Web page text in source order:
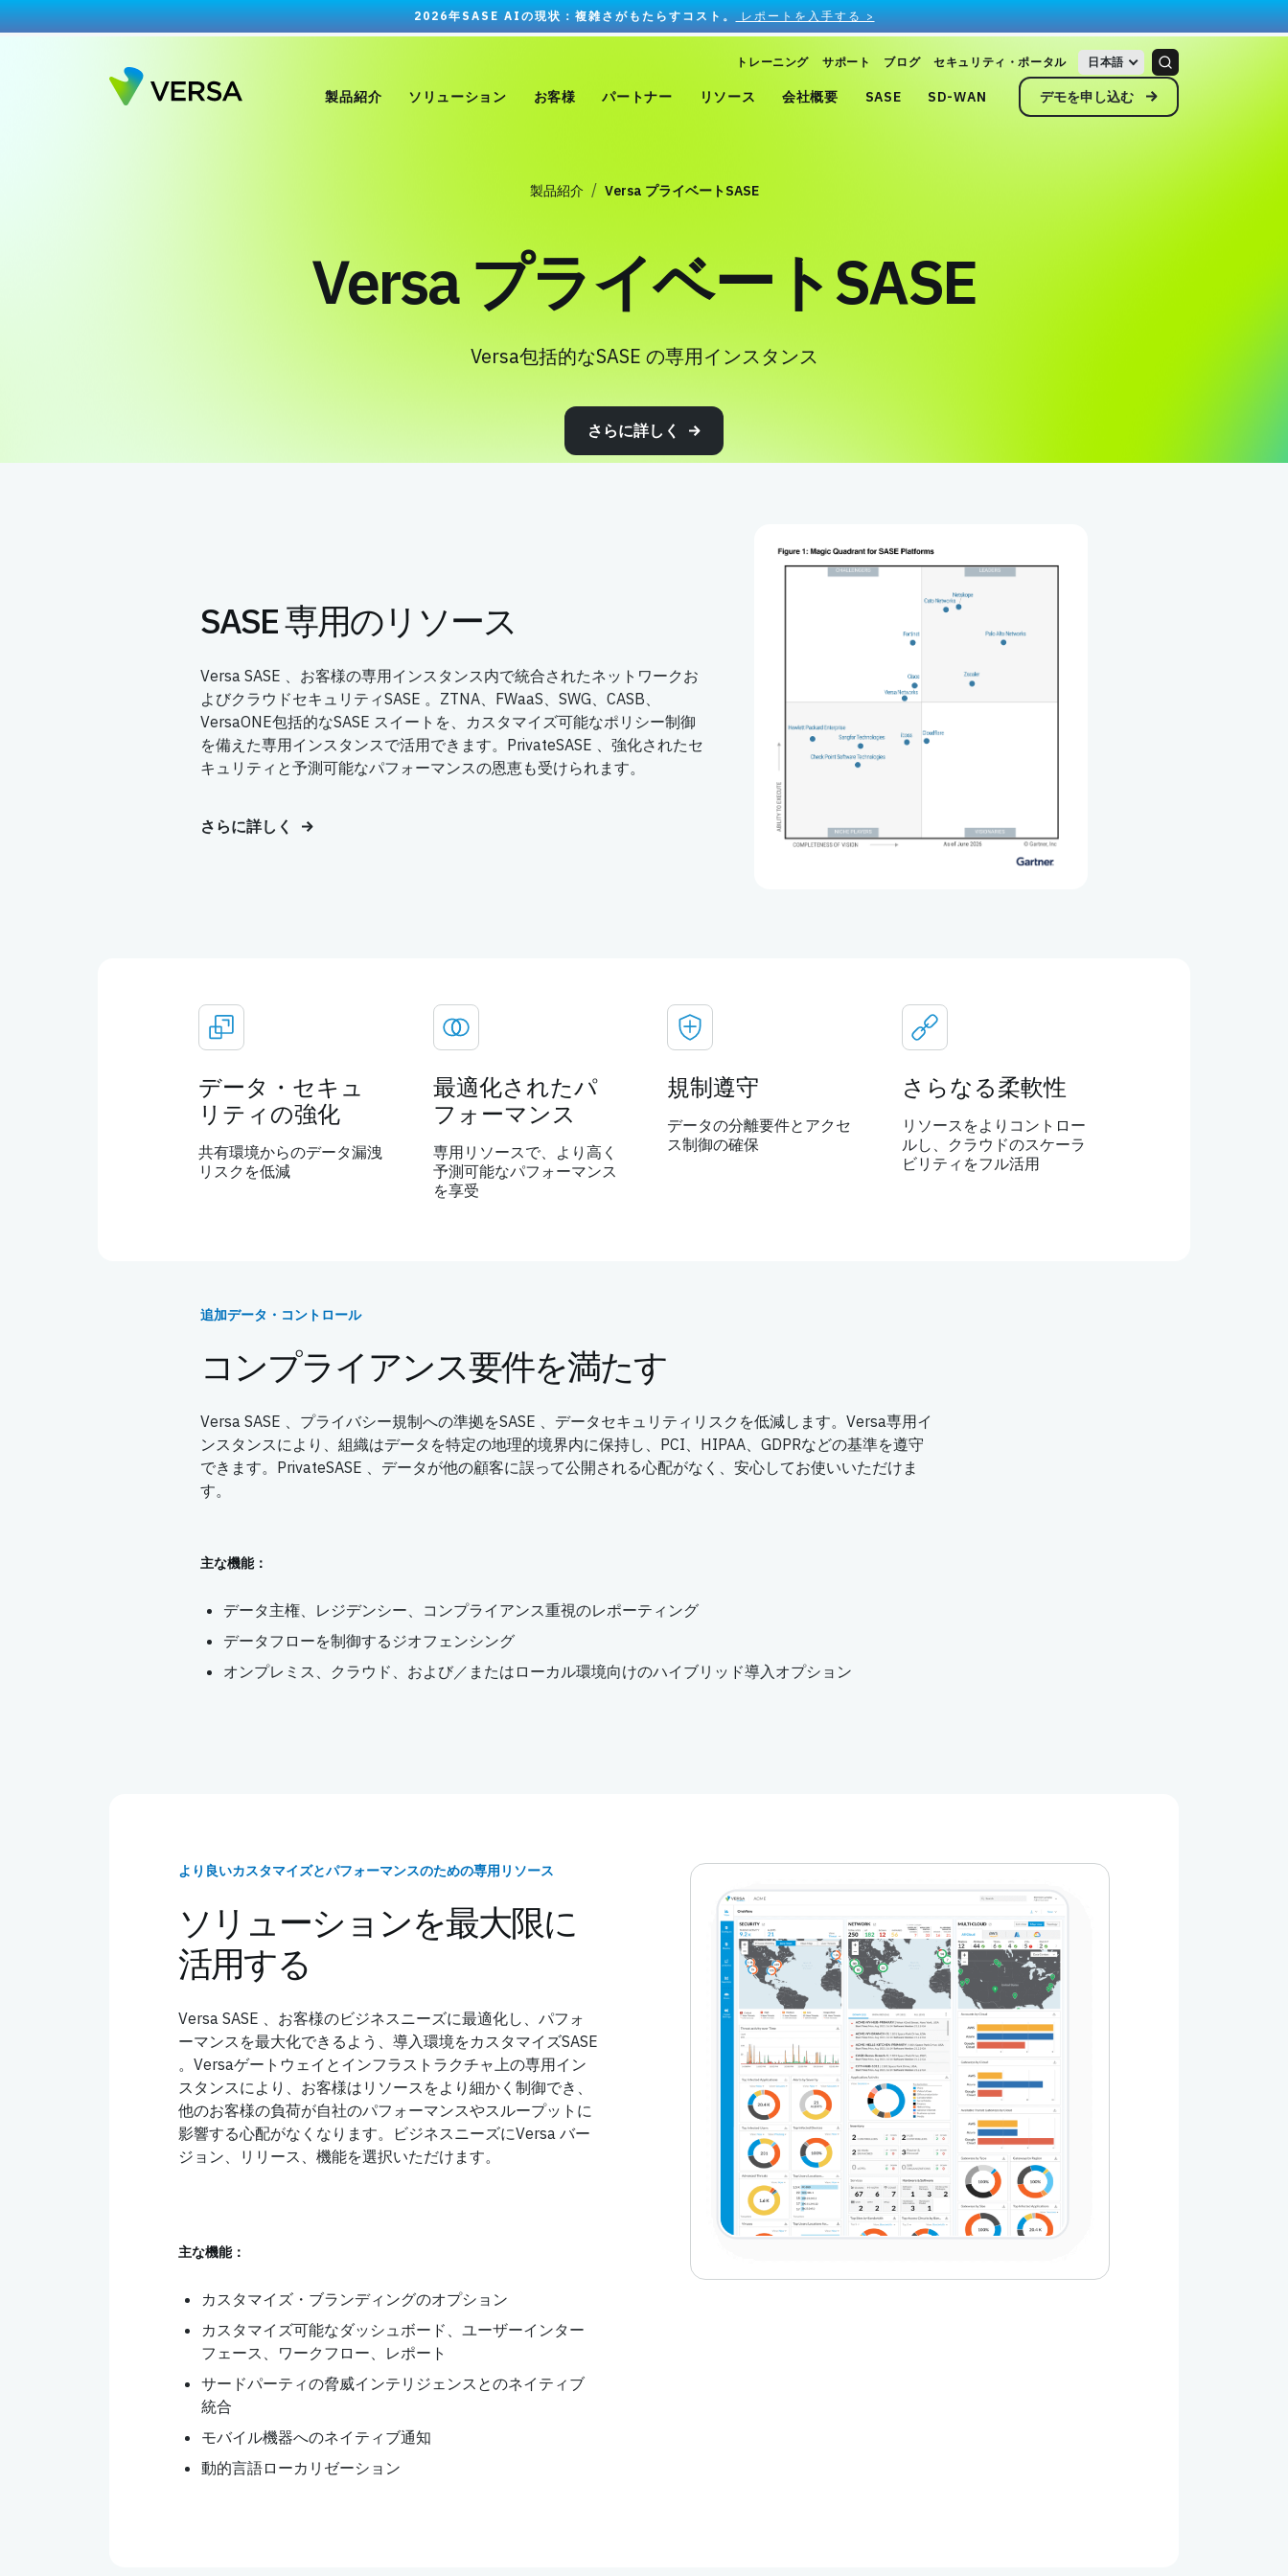
2026年SASE AIの現状：複雑さがもたらすコスト。 レポートを入手する >
トレーニング サポート ブログ セキュリティ・ポータル 日本語
製品紹介 ソリューション お客様 パートナー リソース 会社概要 SASE SD-WAN デモを申し込む
製品紹介 Versa プライベートSASE
Versa プライベートSASE
Versa包括的なSASE の専用インスタンス
さらに詳しく
SASE 専用のリソース
Versa SASE 、お客様の専用インスタンス内で統合されたネットワークお
よびクラウドセキュリティSASE 。ZTNA、FWaaS、SWG、CASB、
VersaONE包括的なSASE スイートを、カスタマイズ可能なポリシー制御
を備えた専用インスタンスで活用できます。PrivateSASE 、強化されたセ
キュリティと予測可能なパフォーマンスの恩恵も受けられます。
さらに詳しく
データ・セキュ
リティの強化
共有環境からのデータ漏洩
リスクを低減
最適化されたパ
フォーマンス
専用リソースで、より高く
予測可能なパフォーマンス
を享受
規制遵守
データの分離要件とアクセ
ス制御の確保
さらなる柔軟性
リソースをよりコントロー
ルし、クラウドのスケーラ
ビリティをフル活用
追加データ・コントロール
コンプライアンス要件を満たす
Versa SASE 、プライバシー規制への準拠をSASE 、データセキュリティリスクを低減します。Versa専用イ
ンスタンスにより、組織はデータを特定の地理的境界内に保持し、PCI、HIPAA、GDPRなどの基準を遵守
できます。PrivateSASE 、データが他の顧客に誤って公開される心配がなく、安心してお使いいただけま
す。
主な機能：
データ主権、レジデンシー、コンプライアンス重視のレポーティング
データフローを制御するジオフェンシング
オンプレミス、クラウド、および／またはローカル環境向けのハイブリッド導入オプション
より良いカスタマイズとパフォーマンスのための専用リソース
ソリューションを最大限に
活用する
Versa SASE 、お客様のビジネスニーズに最適化し、パフォ
ーマンスを最大化できるよう、導入環境をカスタマイズSASE
。Versaゲートウェイとインフラストラクチャ上の専用イン
スタンスにより、お客様はリソースをより細かく制御でき、
他のお客様の負荷が自社のパフォーマンスやスループットに
影響する心配がなくなります。ビジネスニーズにVersa バー
ジョン、リリース、機能を選択いただけます。
主な機能：
カスタマイズ・ブランディングのオプション
カスタマイズ可能なダッシュボード、ユーザーインター
フェース、ワークフロー、レポート
サードパーティの脅威インテリジェンスとのネイティブ
統合
モバイル機器へのネイティブ通知
動的言語ローカリゼーション